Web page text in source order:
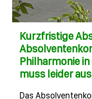
Kurzfristige
Philharmonie
muss leider
Das